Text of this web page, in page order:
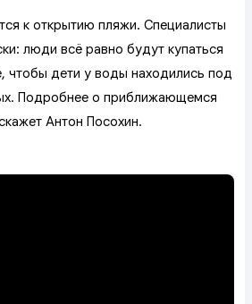
к открытию пляжи. Специалисты
люди всё равно будут купаться
чтобы дети у воды находились под
Подробнее о приближающемся
Антон Посохин.